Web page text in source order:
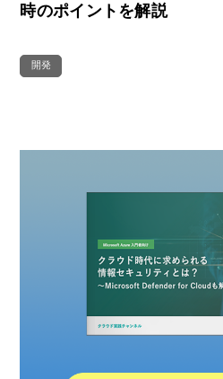
時のポイントを解説
開発